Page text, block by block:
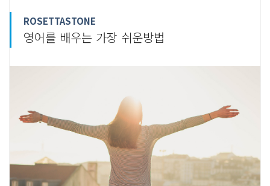
ROSETTASTONE
영어를 배우는 가장 쉬운방법